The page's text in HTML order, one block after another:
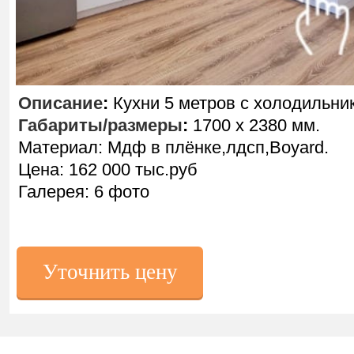
Уточнить цену
Описание: Кухни 5 метров с
Габариты/размеры: 1700 х 2380 мм.
Материал: Мдф в плёнке,лдсп,Boyard.
Цена: 162 000 тыс.руб
Галерея: 6 фото